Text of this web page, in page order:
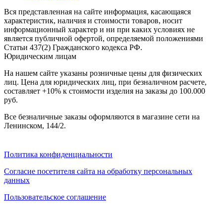
0 0
0
Вся представленная на сайте информация, касающаяся
характеристик, наличия и стоимости товаров, носит
информационный характер и ни при каких условиях не
является публичной офертой, определяемой положениями
Статьи 437(2) Гражданского кодекса РФ.
Юридическим лицам
На нашем сайте указаны розничные цены для физических
лиц. Цена для юридических лиц, при безналичном расчете,
составляет +10% к стоимости изделия на заказы до 100.000
руб.
Все безналичные заказы оформляются в магазине сети на
Ленинском, 144/2.
Политика конфиденциальности
Согласие посетителя сайта на обработку персональных
данных
Пользовательское соглашение